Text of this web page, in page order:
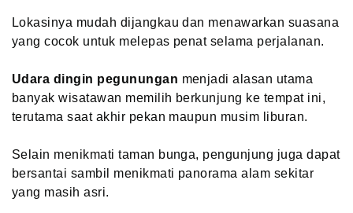
Lokasinya mudah dijangkau dan menawarkan suasana
yang cocok untuk melepas penat selama perjalanan.
Udara dingin pegunungan menjadi alasan utama
banyak wisatawan memilih berkunjung ke tempat ini,
terutama saat akhir pekan maupun musim liburan.
Selain menikmati taman bunga, pengunjung juga dapat
bersantai sambil menikmati panorama alam sekitar
yang masih asri.